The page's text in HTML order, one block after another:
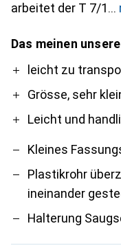
arbeitet der T 7/1
Das meinen
Pro leicht zu
Grösse, sehr
Leicht und
Contra
Kleines
Plastikrohr
ineinander
Halterung